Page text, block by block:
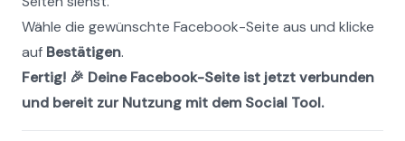
Wähle die gewünschte Facebook-Seite aus und klicke
auf Bestätigen.
Fertig! 🎉 Deine Facebook-Seite ist jetzt verbunden
und bereit zur Nutzung mit dem Social Tool.